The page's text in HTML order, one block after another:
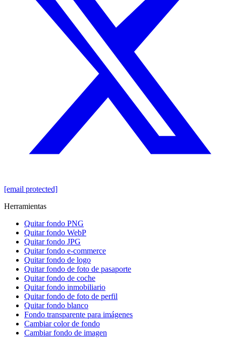
[email protected]
Herramientas
Quitar fondo PNG
Quitar fondo WebP
Quitar fondo JPG
Quitar fondo e-commerce
Quitar fondo de logo
Quitar fondo de foto de pasaporte
Quitar fondo de coche
Quitar fondo inmobiliario
Quitar fondo de foto de perfil
Quitar fondo blanco
Fondo transparente para imágenes
Cambiar color de fondo
Cambiar fondo de imagen